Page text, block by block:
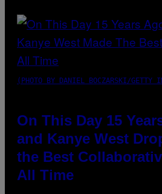
(PHOTO BY DANIEL BOCZARSKI/GETTY
On This Day 15
and Kanye West
the Best
All Time